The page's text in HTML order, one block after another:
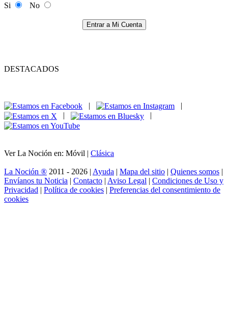
Si
No
Entrar a Mi Cuenta
DESTACADOS
|
|
|
|
Ver La Noción en: Móvil | Clásica
La Noción ® 2011 - 2026 | Ayuda | Mapa del sitio | Quienes somos |
Envíanos tu Noticia | Contacto | Aviso Legal | Condiciones de Uso y
Privacidad | Política de cookies | Preferencias del consentimiento de
cookies